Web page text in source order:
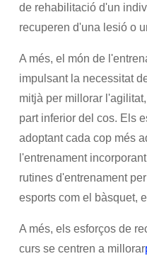
de rehabilitació d'un
recuperen d'una lesió o
A més, el món de
impulsant la necessitat
mitjà per millorar
part inferior del cos. Els
adoptant cada cop més
l'entrenament
rutines d'entrenament
esports com el bàsquet,
A més, els esforços de
curs se centren a millorar